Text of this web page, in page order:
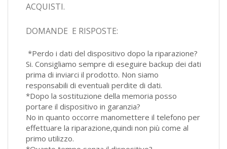
ACQUISTI.
DOMANDE E RISPOSTE:
*Perdo i dati del dispositivo dopo la riparazione?
Si. Consigliamo sempre di eseguire backup dei dati
prima di inviarci il prodotto. Non siamo
responsabili di eventuali perdite di dati.
*Dopo la sostituzione della memoria posso
portare il dispositivo in garanzia?
No in quanto occorre manomettere il telefono per
effettuare la riparazione,quindi non più come al
primo utilizzo.